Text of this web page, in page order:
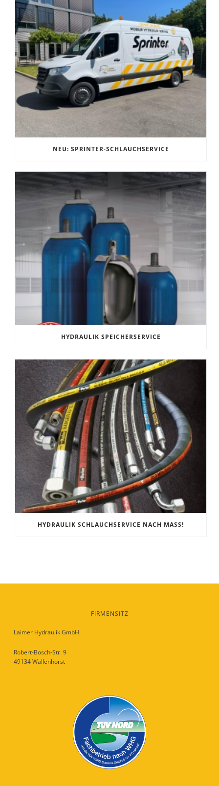
NEU: SPRINTER-SCHLAUCHSERVICE
HYDRAULIK SPEICHERSERVICE
HYDRAULIK SCHLAUCHSERVICE NACH MASS!
FIRMENSITZ
Laimer Hydraulik GmbH
Robert-Bosch-Str. 9
49134 Wallenhorst